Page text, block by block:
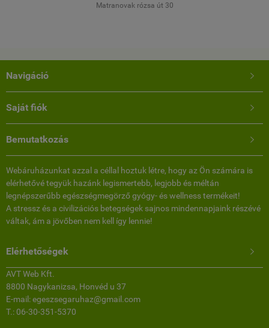
Matranovak rózsa út 30
Navigáció 
Saját fiók 
Bemutatkozás 
Webáruházunkat azzal a céllal hoztuk létre, hogy az Ön számára is
elérhetővé tegyük hazánk legismertebb, legjobb és méltán
legnépszerűbb egészségmegörző gyógy- és wellness termékeit!
A stressz és a civilizációs betegségek sajnos mindennapjaink részévé
váltak, ám a jövőben nem kell így lennie!
Elérhetőségek 
AVT Web Kft.
8800 Nagykanizsa, Honvéd u 37
E-mail: egeszsegaruhaz@gmail.com
T.: 06-30-351-5370